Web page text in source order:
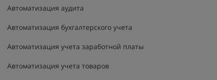
Автоматизация аудита
Автоматизация бухгалтерского учета
Автоматизация учета заработной платы
Автоматизация учета товаров